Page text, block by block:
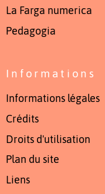
La Farga numerica
Pedagogia
Informations
Informations légales
Crédits
Droits d'utilisation
Plan du site
Liens